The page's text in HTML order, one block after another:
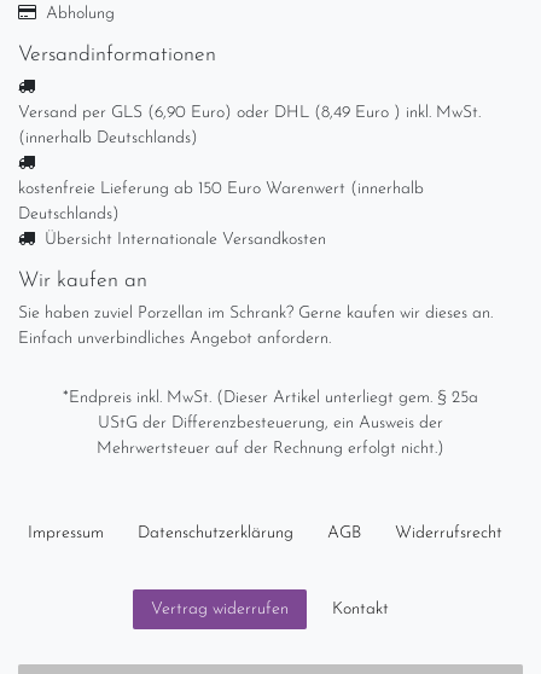
Abholung
Versandinformationen
Versand per GLS (6,90 Euro) oder DHL (8,49 Euro ) inkl. MwSt.
(innerhalb Deutschlands)
kostenfreie Lieferung ab 150 Euro Warenwert (innerhalb
Deutschlands)
Übersicht Internationale Versandkosten
Wir kaufen an
Sie haben zuviel Porzellan im Schrank? Gerne kaufen wir dieses an.
Einfach unverbindliches Angebot anfordern.
*Endpreis inkl. MwSt. (Dieser Artikel unterliegt gem. § 25a
UStG der Differenzbesteuerung, ein Ausweis der
Mehrwertsteuer auf der Rechnung erfolgt nicht.)
Impressum Daten­schutz­erklärung AGB Widerrufs­recht
Vertrag widerrufen Kontakt